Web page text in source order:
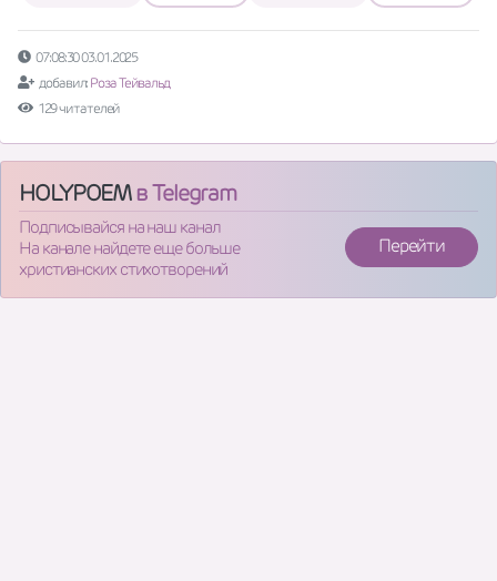
07:08:30 03.01.2025
добавил: Роза Тейвальд
129 читателей
HOLYPOEMв Telegram
Подписывайся на наш канал
На канале найдете еще больше
христианских стихотворений
Перейти